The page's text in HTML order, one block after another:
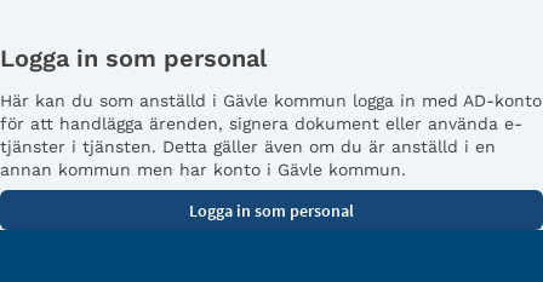
Logga in som personal
Här kan du som anställd i Gävle kommun logga in med AD-konto
för att handlägga ärenden, signera dokument eller använda e-
tjänster i tjänsten. Detta gäller även om du är anställd i en
annan kommun men har konto i Gävle kommun.